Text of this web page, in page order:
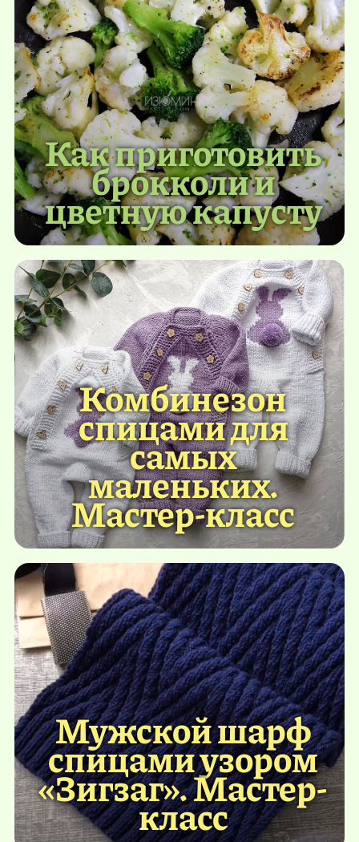
Как приготовить
брокколи и
цветную капусту
Комбинезон
спицами для
самых
маленьких.
Мастер-класс
Мужской шарф
спицами узором
«Зигзаг». Мастер-
класс